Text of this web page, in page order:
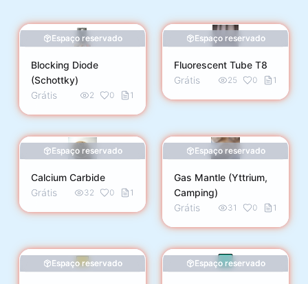
Espaço reservado
Blocking Diode
(Schottky)
Grátis
2 0 1
Espaço reservado
Fluorescent Tube T8
Grátis
25 0 1
Espaço reservado
Calcium Carbide
Grátis
32 0 1
Espaço reservado
Gas Mantle (Yttrium,
Camping)
Grátis
31 0 1
Espaço reservado Espaço reservado